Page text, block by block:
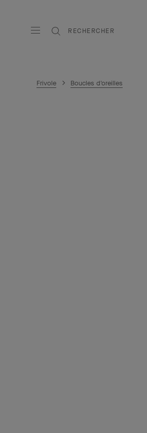
RECHERCHER
Frivole Boucles d'oreilles